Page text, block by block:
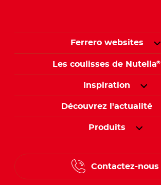
Ferrero websites
Les coulisses de Nutella®
Inspiration
Découvrez l'actualité
Produits
Contactez-nous